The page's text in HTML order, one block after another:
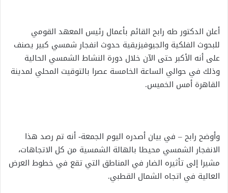
أعلن الدكتور طه رابح القائم بأعمال رئيس المعهد القومي
للبحوث الفلكية والجيوفيزيقية حدوث انفجار شمسي كبير يصنف
على أنه الأكبر حتى الآن خلال دورة النشاط الشمسي الحالية
وذلك في حوالي الساعة الخامسة عصرا بالتوقيت المحلي لمدينة
القاهرة أمس الخميس.
وأوضح رابح – في بيان أصدره اليوم الجمعة- أنه تم رصد هذا
الانفجار الشمسي محيطا بالهالة الشمسية من كل الاتجاهات،
مشيرا إلى تأثيره الضار في المناطق التي تقع في خطوط العرض
العالية في اتجاه الشمال القطبي.